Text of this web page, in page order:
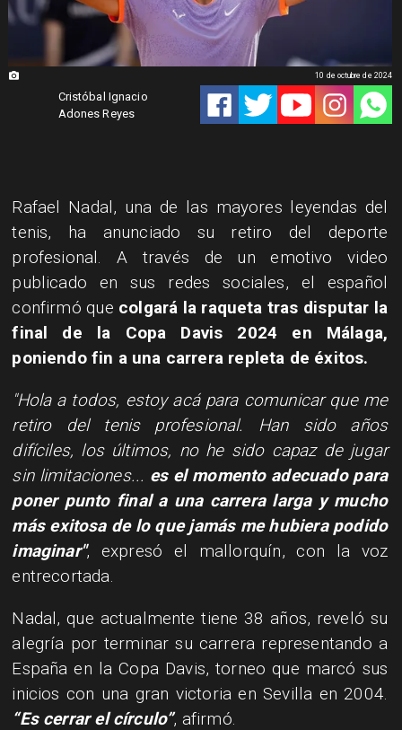
Cristóbal Ignacio
Adones Reyes
10 de octubre de 2024
Rafael Nadal, una de las mayores leyendas del
tenis, ha anunciado su retiro del deporte
profesional. A través de un emotivo video
publicado en sus redes sociales, el español
confirmó que colgará la raqueta tras disputar la
final de la Copa Davis 2024 en Málaga,
poniendo fin a una carrera repleta de éxitos.
"Hola a todos, estoy acá para comunicar que me
retiro del tenis profesional. Han sido años
difíciles, los últimos, no he sido capaz de jugar
sin limitaciones... es el momento adecuado para
poner punto final a una carrera larga y mucho
más exitosa de lo que jamás me hubiera podido
imaginar", expresó el mallorquín, con la voz
entrecortada.
Nadal, que actualmente tiene 38 años, reveló su
alegría por terminar su carrera representando a
España en la Copa Davis, torneo que marcó sus
inicios con una gran victoria en Sevilla en 2004.
“Es cerrar el círculo”, afirmó.